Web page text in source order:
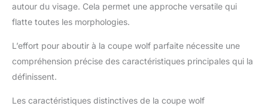
autour du visage. Cela permet une approche versatile qui
flatte toutes les morphologies.
L’effort pour aboutir à la coupe wolf parfaite nécessite une
compréhension précise des caractéristiques principales qui la
définissent.
Les caractéristiques distinctives de la coupe wolf